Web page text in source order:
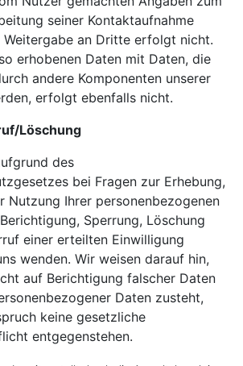
seiner Kontaktaufnahme
Weitergabe an Dritte erfolgt nicht.
erhobenen Daten mit Daten, die
andere Komponenten unserer
erfolgt ebenfalls nicht.
Löschung
des
bei Fragen zur Erhebung,
Nutzung Ihrer personenbezogenen
Sperrung, Löschung
einer erteilten Einwilligung
wenden. Wir weisen darauf hin,
auf Berichtigung falscher Daten
Daten zusteht,
keine gesetzliche
entgegenstehen.